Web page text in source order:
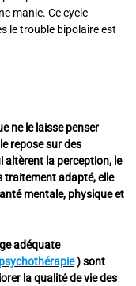
manie. Ce cycle
le trouble bipolaire est
ne le laisse penser
repose sur des
altèrent la perception, le
traitement adapté, elle
mentale, physique et
adéquate
psychothérapie) sont
la qualité de vie des